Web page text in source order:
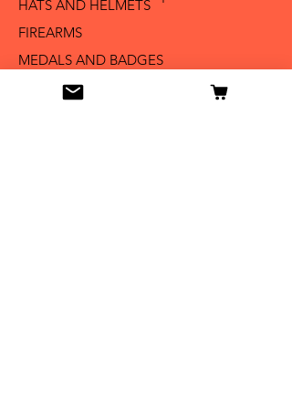
HATS AND HELMETS '
FIREARMS
MEDALS AND BADGES
BAYONETS